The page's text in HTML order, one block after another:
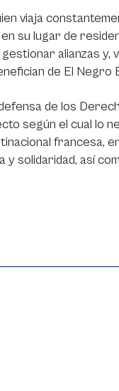
viaja
su lugar de
alianzas y,
de El Negro
de los
según el cual lo
francesa,
y solidaridad, así